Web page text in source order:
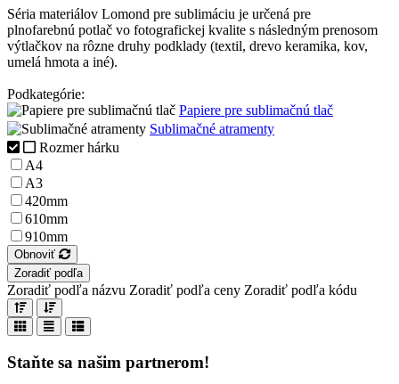
Séria materiálov Lomond pre sublimáciu je určená pre
plnofarebnú potlač vo fotografickej kvalite s následným prenosom
výtlačkov na rôzne druhy podklady (textil, drevo keramika, kov,
umelá hmota a iné).
Podkategórie:
Papiere pre sublimačnú tlač
Sublimačné atramenty
Rozmer hárku
A4
A3
420mm
610mm
910mm
Obnoviť
Zoradiť podľa
Zoradiť podľa názvu Zoradiť podľa ceny Zoradiť podľa kódu
Staňte sa našim partnerom!